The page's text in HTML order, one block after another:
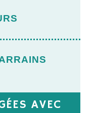
AVEC